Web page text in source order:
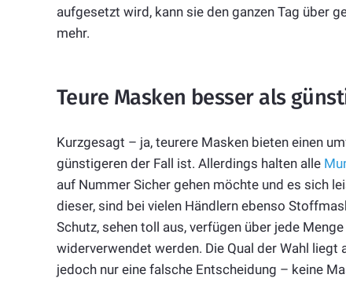
aufgesetzt wird, kann sie den ganzen Tag über
mehr.
Teure Masken besser als
Kurzgesagt – ja, teurere Masken bieten einen
günstigeren der Fall ist. Allerdings halten alle
auf Nummer Sicher gehen möchte und es sich
dieser, sind bei vielen Händlern ebenso
Schutz, sehen toll aus, verfügen über jede
widerverwendet werden. Die Qual der Wahl
jedoch nur eine falsche Entscheidung – keine